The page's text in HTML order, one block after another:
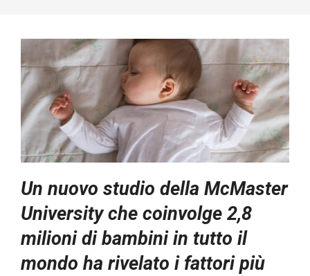
Un nuovo studio della McMaster
University che coinvolge 2,8
milioni di bambini in tutto il
mondo ha rivelato i fattori più